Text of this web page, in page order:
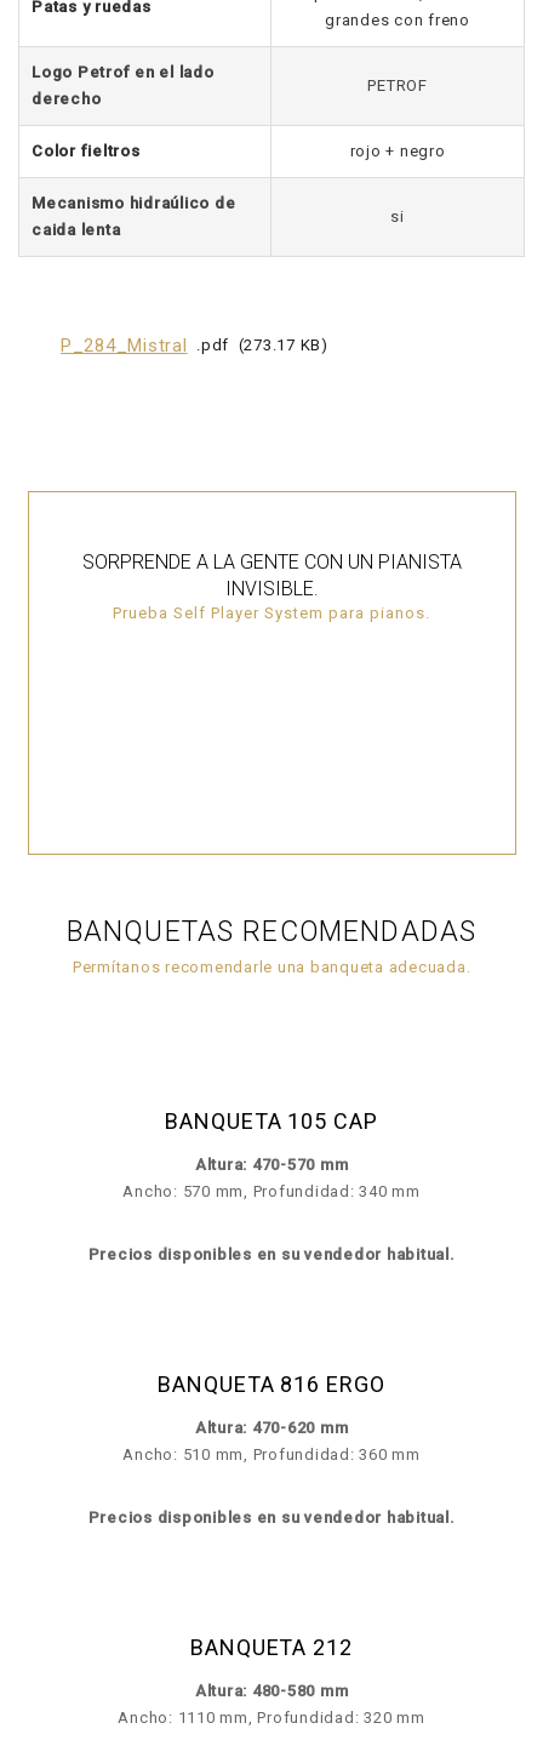
Patas y ruedas
grandes con freno
Logo Petrof en el lado
derecho
PETROF
Color fieltros rojo + negro
Mecanismo hidraúlico de
caida lenta
si
P_284_Mistral pdf 273.17 KB
SORPRENDE A LA GENTE CON UN PIANISTA
INVISIBLE.
Prueba Self Player System para pianos.
BANQUETAS RECOMENDADAS
Permítanos recomendarle una banqueta adecuada.
BANQUETA 105 CAP
Altura: 470-570 mm
Ancho: 570 mm, Profundidad: 340 mm
Precios disponibles en su vendedor habitual.
BANQUETA 816 ERGO
Altura: 470-620 mm
Ancho: 510 mm, Profundidad: 360 mm
Precios disponibles en su vendedor habitual.
BANQUETA 212
Altura: 480-580 mm
Ancho: 1110 mm, Profundidad: 320 mm